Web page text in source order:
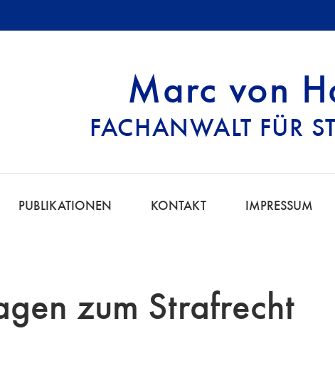
Marc von
FACHANWALT FÜR
|
PUBLIKATIONEN KONTAKT IMPRESSUM
zum Strafrecht